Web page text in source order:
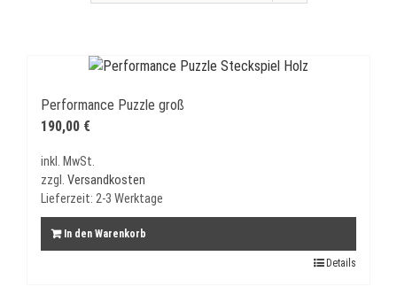
Performance Puzzle groß
190,00 €
inkl. MwSt.
zzgl. Versandkosten
Lieferzeit: 2-3 Werktage
In den Warenkorb
Details